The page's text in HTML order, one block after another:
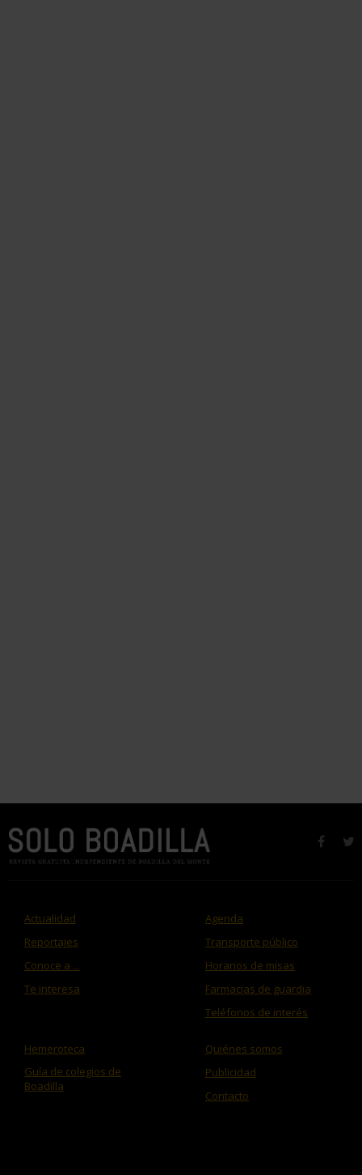
Actualidad
Reportajes
Conoce a ...
Te interesa
Agenda
Transporte público
Horarios de misas
Farmacias de guardia
Teléfonos de interés
Hemeroteca
Guía de colegios de
Boadilla
Quiénes somos
Publicidad
Contacto